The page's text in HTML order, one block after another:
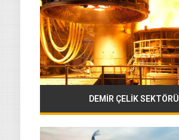
DEMİR ÇELİK SEKTÖRÜ